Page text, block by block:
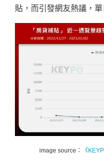
貼，而引發網友熱議，
image source： 《